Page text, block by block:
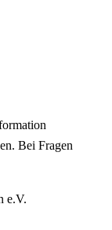
Bei Fragen
e.V.